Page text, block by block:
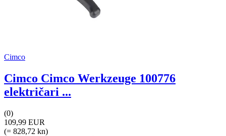
Cimco
Cimco Cimco Werkzeuge 100776
električari ...
(0)
109,99 EUR
(= 828,72 kn)